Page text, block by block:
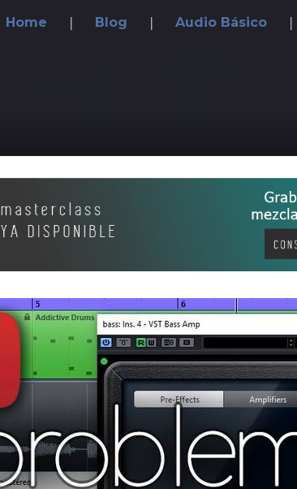
ONLINE
Home Blog Audio Básico